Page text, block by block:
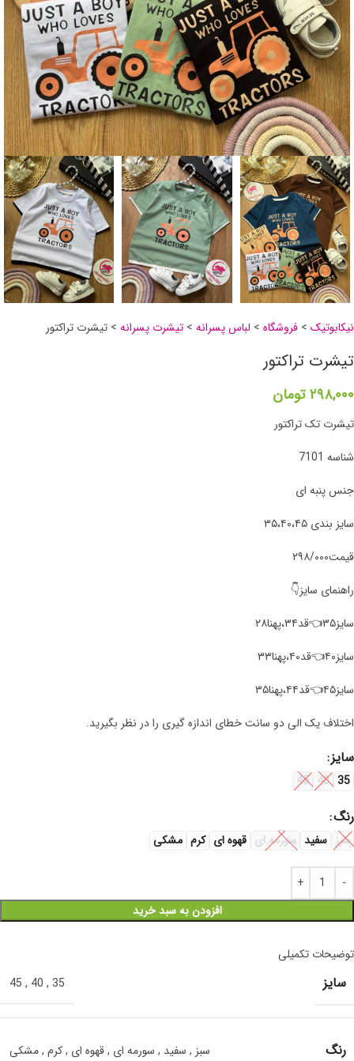
نیکابوتیک > فروشگاه > لباس پسرانه > تیشرت پسرانه > تیشرت تراکتور
تیشرت تراکتور
۲۹۸,۰۰۰ تومان
تیشرت تک تراکتور
شناسه 7101
جنس پنبه ای
سایز بندی ۳۵،۴۰،۴۵
قیمت۲۹۸/۰۰۰
راهنمای سایز👇
سایز۳۵👈قد۳۴،پهنا۲۸
سایز۴۰👈قد۴۰،پهنا۳۳
سایز۴۵👈قد۴۴،پهنا۳۵
اختلاف یک الی دو سانت خطای اندازه گیری را در نظر بگیرید.
سایز
35
40
45
رنگ
سبز سفید سورمه ای قهوه ای کرم مشکی
افزودن به سبد خرید
توضیحات تکمیلی
سایز 35
,
40
,
45
رنگ سبز , سفید , سورمه ای ,قهوه ای ,کرم ,مشکی